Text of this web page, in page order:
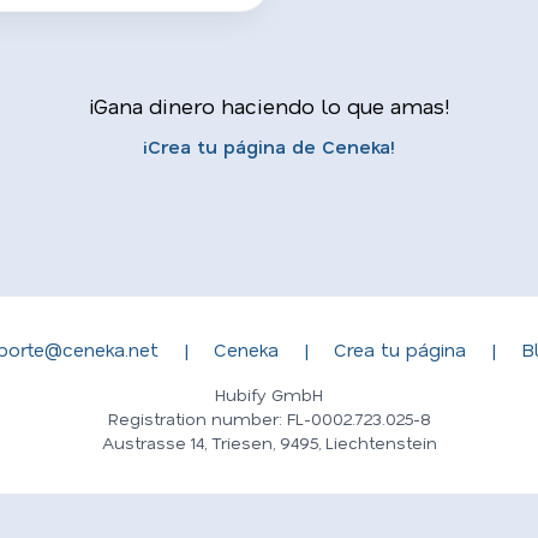
¡Gana dinero haciendo lo que amas!
¡Crea tu página de Ceneka!
| Ceneka | Crea tu página |
Hubify GmbH
Registration number: FL-0002.723.025-8
Austrasse 14, Triesen, 9495, Liechtenstein